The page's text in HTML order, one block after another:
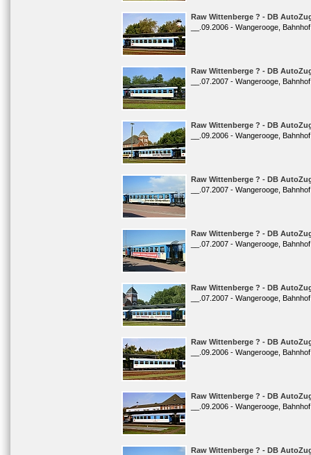
Raw Wittenberge ? - DB
__.09.2006 - Wangerooge, Bahnhof
Raw Wittenberge ? - DB
__.07.2007 - Wangerooge, Bahnhof
Raw Wittenberge ? - DB
__.09.2006 - Wangerooge, Bahnhof
Raw Wittenberge ? - DB
__.07.2007 - Wangerooge,
Raw Wittenberge ? - DB
__.07.2007 - Wangerooge,
Raw Wittenberge ? - DB
__.07.2007 - Wangerooge,
Raw Wittenberge ? - DB
__.09.2006 - Wangerooge, Bahnhof
Raw Wittenberge ? - DB
__.09.2006 - Wangerooge, Bahnhof
Raw Wittenberge ? - DB